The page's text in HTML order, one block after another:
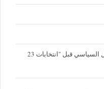
تدقيق حسابات الأحزاب يعزز حكامة المال السياسي قبل "انتخابات 23